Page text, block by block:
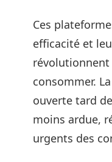
Ces
efficacité et
consommer.
ouverte tard
moins ardue,
urgents des